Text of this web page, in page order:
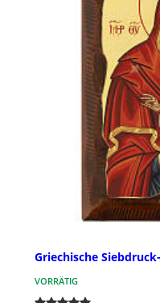
Griechische
VORRÄTIG